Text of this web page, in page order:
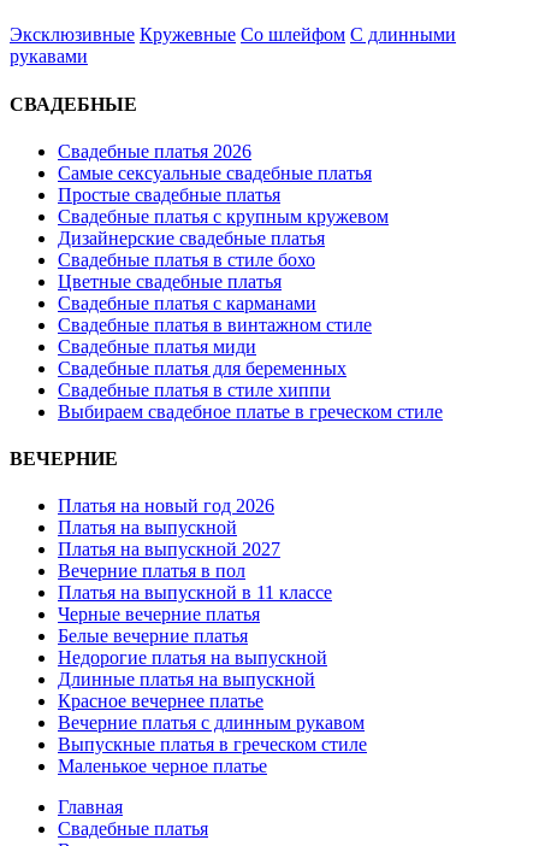
Эксклюзивные Кружевные Со шлейфом С длинными
рукавами
СВАДЕБНЫЕ
Свадебные платья 2026
Самые сексуальные свадебные платья
Простые свадебные платья
Свадебные платья с крупным кружевом
Дизайнерские свадебные платья
Свадебные платья в стиле бохо
Цветные свадебные платья
Свадебные платья с карманами
Свадебные платья в винтажном стиле
Свадебные платья миди
Свадебные платья для беременных
Свадебные платья в стиле хиппи
Выбираем свадебное платье в греческом стиле
ВЕЧЕРНИЕ
Платья на новый год 2026
Платья на выпускной
Платья на выпускной 2027
Вечерние платья в пол
Платья на выпускной в 11 классе
Черные вечерние платья
Белые вечерние платья
Недорогие платья на выпускной
Длинные платья на выпускной
Красное вечернее платье
Вечерние платья с длинным рукавом
Выпускные платья в греческом стиле
Маленькое черное платье
Главная
Свадебные платья